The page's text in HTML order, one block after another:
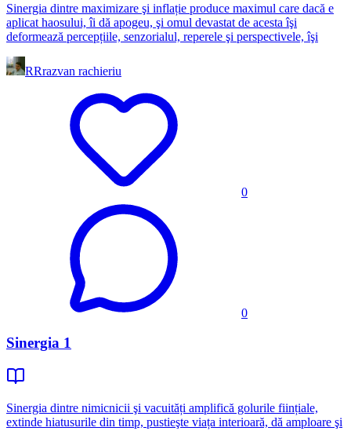
Sinergia dintre maximizare şi inflație produce maximul care dacă e
aplicat haosului, îi dă apogeu, şi omul devastat de acesta îşi
deformează percepțiile, senzorialul, reperele şi perspectivele, îşi
RRrazvan rachieriu
0
0
Sinergia 1
Sinergia dintre nimicnicii şi vacuități amplifică golurile ființiale,
extinde hiatusurile din timp, pustieşte viața interioară, dă amploare şi